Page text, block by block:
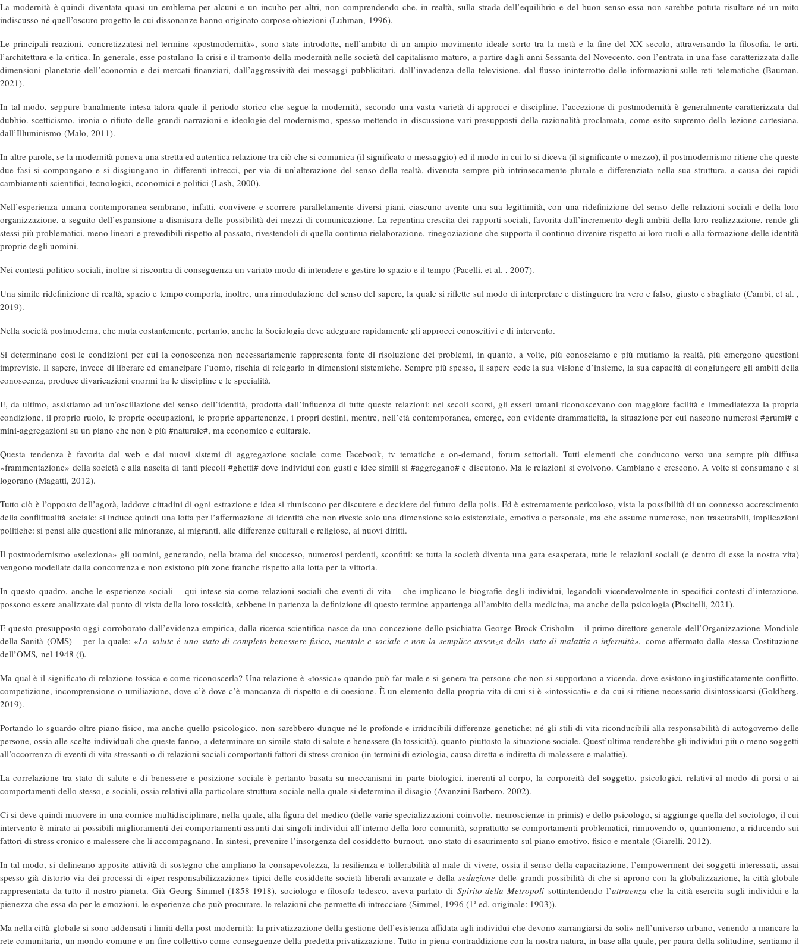
La modernità è quindi diventata quasi un emblema per alcuni e un incubo per altri, non comprendendo che, in realtà, sulla strada dell’equilibrio e del buon senso essa non sarebbe potuta risultare né un mito
indiscusso né quell’oscuro progetto le cui dissonanze hanno originato corpose obiezioni (Luhman, 1996).
Le principali reazioni, concretizzatesi nel termine «postmodernità», sono state introdotte, nell’ambito di un ampio movimento ideale sorto tra la metà e la fine del XX secolo, attraversando la filosofia, le arti,
l’architettura e la critica. In generale, esse postulano la crisi e il tramonto della modernità nelle società del capitalismo maturo, a partire dagli anni Sessanta del Novecento, con l’entrata in una fase caratterizzata dalle
dimensioni planetarie dell’economia e dei mercati finanziari, dall’aggressività dei messaggi pubblicitari, dall’invadenza della televisione, dal flusso ininterrotto delle informazioni sulle reti telematiche (Bauman,
2021).
In tal modo, seppure banalmente intesa talora quale il periodo storico che segue la modernità, secondo una vasta varietà di approcci e discipline, l’accezione di postmodernità è generalmente caratterizzata dal
dubbio. scetticismo, ironia o rifiuto delle grandi narrazioni e ideologie del modernismo, spesso mettendo in discussione vari presupposti della razionalità proclamata, come esito supremo della lezione cartesiana,
dall’Illuminismo (Malo, 2011).
In altre parole, se la modernità poneva una stretta ed autentica relazione tra ciò che si comunica (il significato o messaggio) ed il modo in cui lo si diceva (il significante o mezzo), il postmodernismo ritiene che queste
due fasi si compongano e si disgiungano in differenti intrecci, per via di un’alterazione del senso della realtà, divenuta sempre più intrinsecamente plurale e differenziata nella sua struttura, a causa dei rapidi
cambiamenti scientifici, tecnologici, economici e politici (Lash, 2000).
Nell’esperienza umana contemporanea sembrano, infatti, convivere e scorrere parallelamente diversi piani, ciascuno avente una sua legittimità, con una ridefinizione del senso delle relazioni sociali e della loro
organizzazione, a seguito dell’espansione a dismisura delle possibilità dei mezzi di comunicazione. La repentina crescita dei rapporti sociali, favorita dall’incremento degli ambiti della loro realizzazione, rende gli
stessi più problematici, meno lineari e prevedibili rispetto al passato, rivestendoli di quella continua rielaborazione, rinegoziazione che supporta il continuo divenire rispetto ai loro ruoli e alla formazione delle identità
proprie degli uomini.
Nei contesti politico-sociali, inoltre si riscontra di conseguenza un variato modo di intendere e gestire lo spazio e il tempo (Pacelli, et al. , 2007).
Una simile ridefinizione di realtà, spazio e tempo comporta, inoltre, una rimodulazione del senso del sapere, la quale si riflette sul modo di interpretare e distinguere tra vero e falso, giusto e sbagliato (Cambi, et al. ,
2019).
Nella società postmoderna, che muta costantemente, pertanto, anche la Sociologia deve adeguare rapidamente gli approcci conoscitivi e di intervento.
Si determinano così le condizioni per cui la conoscenza non necessariamente rappresenta fonte di risoluzione dei problemi, in quanto, a volte, più conosciamo e più mutiamo la realtà, più emergono questioni
impreviste. Il sapere, invece di liberare ed emancipare l’uomo, rischia di relegarlo in dimensioni sistemiche. Sempre più spesso, il sapere cede la sua visione d’insieme, la sua capacità di congiungere gli ambiti della
conoscenza, produce divaricazioni enormi tra le discipline e le specialità.
E, da ultimo, assistiamo ad un’oscillazione del senso dell’identità, prodotta dall’influenza di tutte queste relazioni: nei secoli scorsi, gli esseri umani riconoscevano con maggiore facilità e immediatezza la propria
condizione, il proprio ruolo, le proprie occupazioni, le proprie appartenenze, i propri destini, mentre, nell’età contemporanea, emerge, con evidente drammaticità, la situazione per cui nascono numerosi #grumi# e
mini-aggregazioni su un piano che non è più #naturale#, ma economico e culturale.
Questa tendenza è favorita dal web e dai nuovi sistemi di aggregazione sociale come Facebook, tv tematiche e on-demand, forum settoriali. Tutti elementi che conducono verso una sempre più diffusa
«frammentazione» della società e alla nascita di tanti piccoli #ghetti# dove individui con gusti e idee simili si #aggregano# e discutono. Ma le relazioni si evolvono. Cambiano e crescono. A volte si consumano e si
logorano (Magatti, 2012).
Tutto ciò è l’opposto dell’agorà, laddove cittadini di ogni estrazione e idea si riuniscono per discutere e decidere del futuro della polis. Ed è estremamente pericoloso, vista la possibilità di un connesso accrescimento
della conflittualità sociale: si induce quindi una lotta per l’affermazione di identità che non riveste solo una dimensione solo esistenziale, emotiva o personale, ma che assume numerose, non trascurabili, implicazioni
politiche: si pensi alle questioni alle minoranze, ai migranti, alle differenze culturali e religiose, ai nuovi diritti.
Il postmodernismo «seleziona» gli uomini, generando, nella brama del successo, numerosi perdenti, sconfitti: se tutta la società diventa una gara esasperata, tutte le relazioni sociali (e dentro di esse la nostra vita)
vengono modellate dalla concorrenza e non esistono più zone franche rispetto alla lotta per la vittoria.
In questo quadro, anche le esperienze sociali – qui intese sia come relazioni sociali che eventi di vita – che implicano le biografie degli individui, legandoli vicendevolmente in specifici contesti d’interazione,
possono essere analizzate dal punto di vista della loro tossicità, sebbene in partenza la definizione di questo termine appartenga all’ambito della medicina, ma anche della psicologia (Piscitelli, 2021).
E questo presupposto oggi corroborato dall’evidenza empirica, dalla ricerca scientifica nasce da una concezione dello psichiatra George Brock Crisholm – il primo direttore generaledell’OrganizzazioneMondiale
della Sanità (OMS)– per la quale: «La salute è uno stato di completo benessere fisico, mentale e sociale e non la semplice assenza dello stato di malattia o infermità», come affermato dalla stessa Costituzione
dell’OMS, nel 1948 (i).
Ma qual è il significato di relazione tossica e come riconoscerla? Una relazione è «tossica» quando può far male e si genera tra persone che non si supportano a vicenda, dove esistono ingiustificatamente conflitto,
competizione, incomprensione o umiliazione, dove c’è dove c’è mancanza di rispetto e di coesione. È un elemento della propria vita di cui si è «intossicati» e da cui si ritiene necessario disintossicarsi (Goldberg,
2019).
Portando lo sguardo oltre piano fisico, ma anche quello psicologico, non sarebbero dunque né le profonde e irriducibili differenze genetiche; né gli stili di vita riconducibili alla responsabilità di autogoverno delle
persone, ossia alle scelte individuali che queste fanno, a determinare un simile stato di salute e benessere (la tossicità), quanto piuttosto la situazione sociale. Quest’ultima renderebbe gli individui più o meno soggetti
all’occorrenza di eventi di vita stressanti o di relazioni sociali comportanti fattori di stress cronico (in termini di eziologia, causa diretta e indiretta di malessere e malattie).
La correlazione tra stato di salute e di benessere e posizione sociale è pertanto basata su meccanismi in parte biologici, inerenti al corpo, la corporeità del soggetto, psicologici, relativi al modo di porsi o ai
comportamenti dello stesso, e sociali, ossia relativi alla particolare struttura sociale nella quale si determina il disagio (Avanzini Barbero, 2002).
Ci si deve quindi muovere in una cornice multidisciplinare, nella quale, alla figura del medico (delle varie specializzazioni coinvolte, neuroscienzein primis) e dello psicologo, si aggiunge quella del sociologo, il cui
intervento è mirato ai possibili miglioramenti dei comportamenti assunti dai singoli individui all’interno della loro comunità, soprattutto se comportamenti problematici, rimuovendo o, quantomeno, a riducendo sui
fattori di stress cronico e malessere che li accompagnano. In sintesi, prevenire l’insorgenza del cosiddetto burnout, uno stato di esaurimento sul piano emotivo, fisico e mentale (Giarelli, 2012).
In tal modo, si delineano apposite attività di sostegno che ampliano la consapevolezza, la resilienza e tollerabilità al male di vivere, ossia il senso della capacitazione, l’empowerment dei soggetti interessati, assai
spesso già distorto via dei processi di «iper-responsabilizzazione» tipici delle cosiddette società liberali avanzate e dellaseduzionedelle grandi possibilità di che si aprono con la globalizzazione, la città globale
rappresentata da tutto il nostro pianeta. Già Georg Simmel(1858-1918), sociologo e filosofo tedesco, aveva parlato di Spirito della Metropoli sottintendendo l’attraenzache la città esercita sugli individui e la
pienezza che essa da per le emozioni, le esperienze che può procurare, le relazioni che permette di intrecciare (Simmel, 1996 (1ª ed. originale: 1903)).
Ma nella città globale si sono addensati i limiti della post-modernità: la privatizzazione della gestione dell’esistenza affidata agli individui che devono «arrangiarsi da soli» nell’universo urbano, venendo a mancare la
rete comunitaria, un mondo comune e un fine collettivo come conseguenze della predetta privatizzazione. Tutto in piena contraddizione con la nostra natura, in base alla quale, per paura della solitudine, sentiamo il